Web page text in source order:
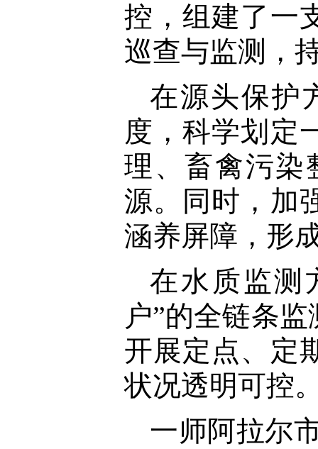
控，组建了一
巡查与监测，
在源头保护
度，科学划定
理、畜禽污染
源。同时，加
涵养屏障，形
在水质监
户”的全链条
开展定点、定
状况透明可控
一师阿拉尔